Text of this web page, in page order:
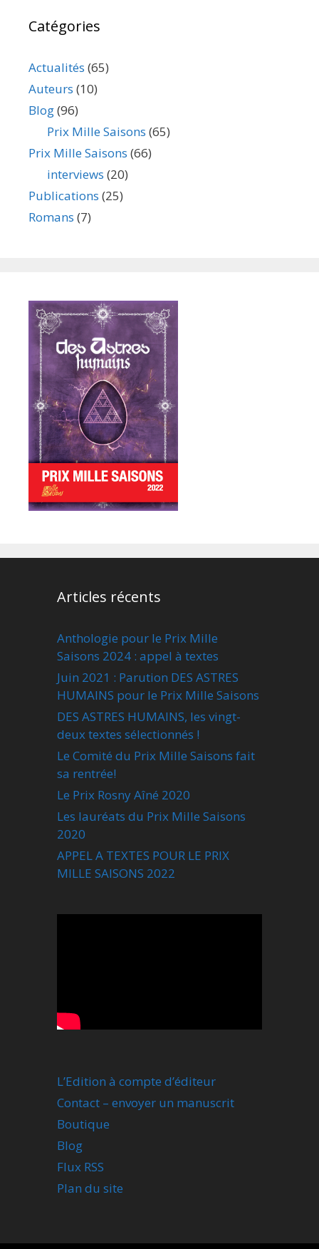
Catégories
Actualités (65)
Auteurs (10)
Blog(96)
Prix Mille Saisons (65)
Prix Mille Saisons (66)
interviews (20)
Publications (25)
Romans (7)
Articles récents
Anthologie pour le Prix Mille
Saisons 2024 : appel à textes
Juin 2021 : Parution DES ASTRES
HUMAINS pour le Prix Mille Saisons
DES ASTRES HUMAINS, les vingt-
deux textes sélectionnés !
Le Comité du Prix Mille Saisons fait
sa rentrée!
Le Prix Rosny Aîné 2020
Les lauréats du Prix Mille Saisons
2020
APPEL A TEXTES POUR LE PRIX
MILLE SAISONS 2022
L’Edition à compte d’éditeur
Contact – envoyer un manuscrit
Boutique
Blog
Flux RSS
Plan du site